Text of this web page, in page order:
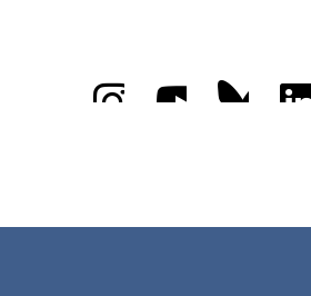
Das GFZ aufDas GFZ auf
Das